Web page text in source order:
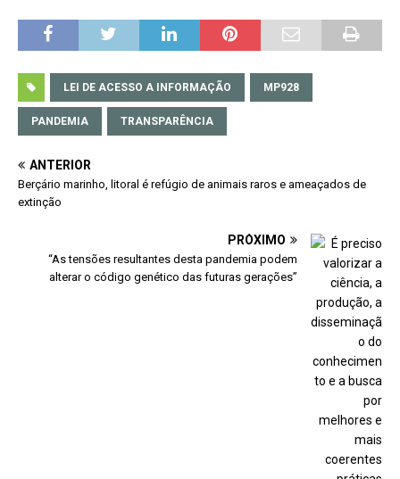
LEI DE ACESSO A INFORMAÇÃO MP928
PANDEMIA TRANSPARÊNCIA
ANTERIOR
Berçário marinho, litoral é refúgio de animais raros e ameaçados de
extinção
PRÓXIMO
“As tensões resultantes desta pandemia podem
alterar o código genético das futuras gerações”